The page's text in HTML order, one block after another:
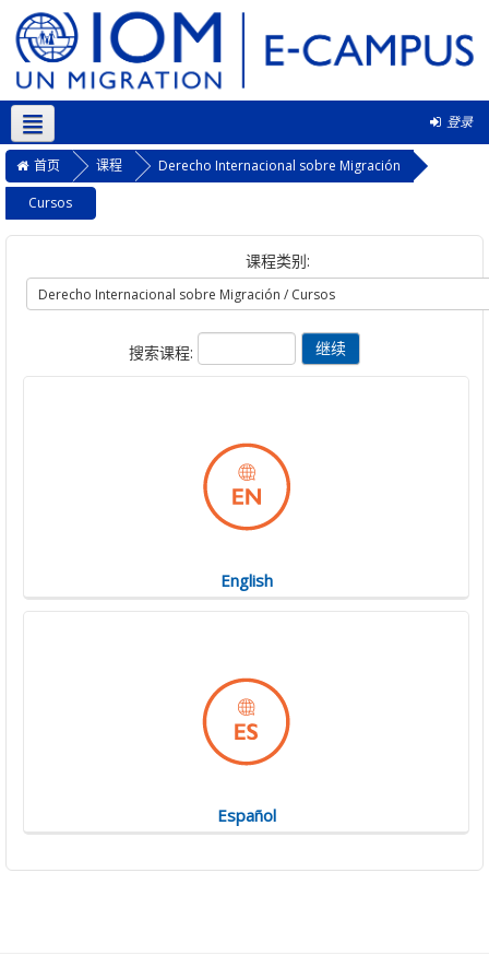
登录
简体中文 ‎(zh_cn)‎
首页 课程
Derecho Internacional sobre Migración
Cursos
课程类别:
搜索课程:
English
Español